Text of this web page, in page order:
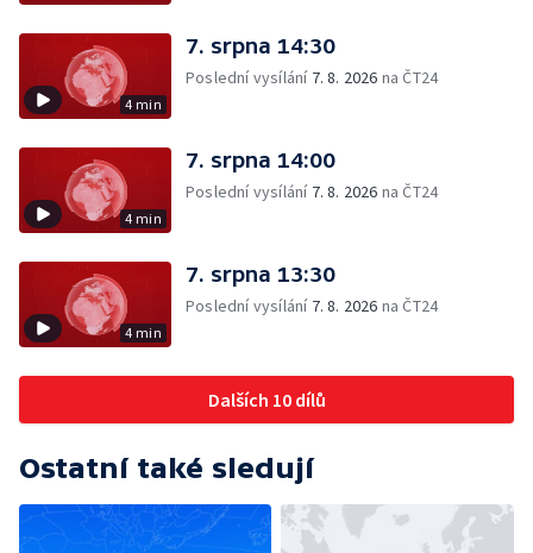
4 min
7. srpna 14:30
Poslední vysílání 7. 8. 2026 na ČT24
4 min
7. srpna 14:00
Poslední vysílání 7. 8. 2026 na ČT24
4 min
7. srpna 13:30
Poslední vysílání 7. 8. 2026 na ČT24
Dalších 10 dílů
Ostatní také sledují